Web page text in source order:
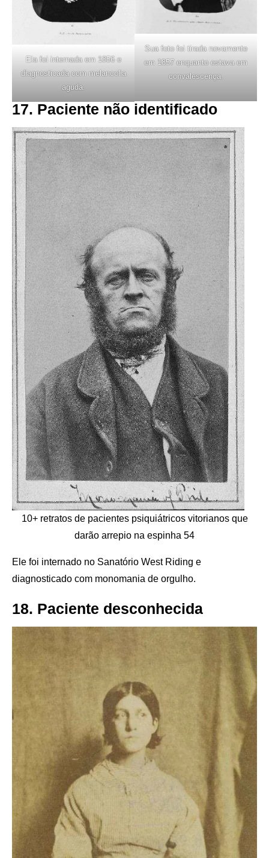
Ela foi internada em 1856 e
diagnosticada com melancolia
aguda.
Sua foto foi tirada novamente
em 1857 enquanto estava em
convalescença.
17. Paciente não identificado
10+ retratos de pacientes psiquiátricos vitorianos que
darão arrepio na espinha 54
Ele foi internado no Sanatório West Riding e
diagnosticado com monomania de orgulho.
18. Paciente desconhecida